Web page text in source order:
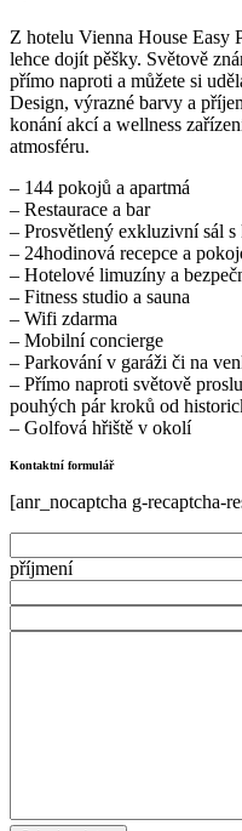
Z hotelu Vienna House Easy
lehce dojít pěšky. Světově
přímo naproti a můžete si
Design, výrazné barvy a
konání akcí a wellness
atmosféru.
– 144 pokojů a apartmá
– Restaurace a bar
– Prosvětlený exkluzivní sál s
– 24hodinová recepce a
– Hotelové limuzíny a
– Fitness studio a sauna
– Wifi zdarma
– Mobilní concierge
– Parkování v garáži či na
– Přímo naproti světově
pouhých pár kroků od
– Golfová hřiště v okolí
Kontaktní formulář
[anr_nocaptcha g-recaptcha-
příjmení